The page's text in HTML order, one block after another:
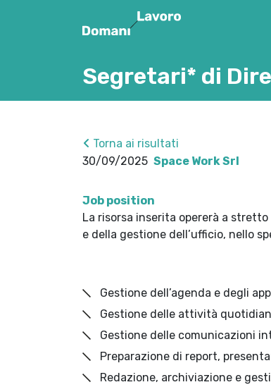
Segretari* di
Torna ai risultati
30/09/2025 Space Work Srl
Job position
La risorsa inserita opererà a
e della gestione dell’ufficio, nello
Gestione dell’agenda e degli
Gestione delle attività
Gestione delle comunicazioni
Preparazione di report,
Redazione, archiviazione e